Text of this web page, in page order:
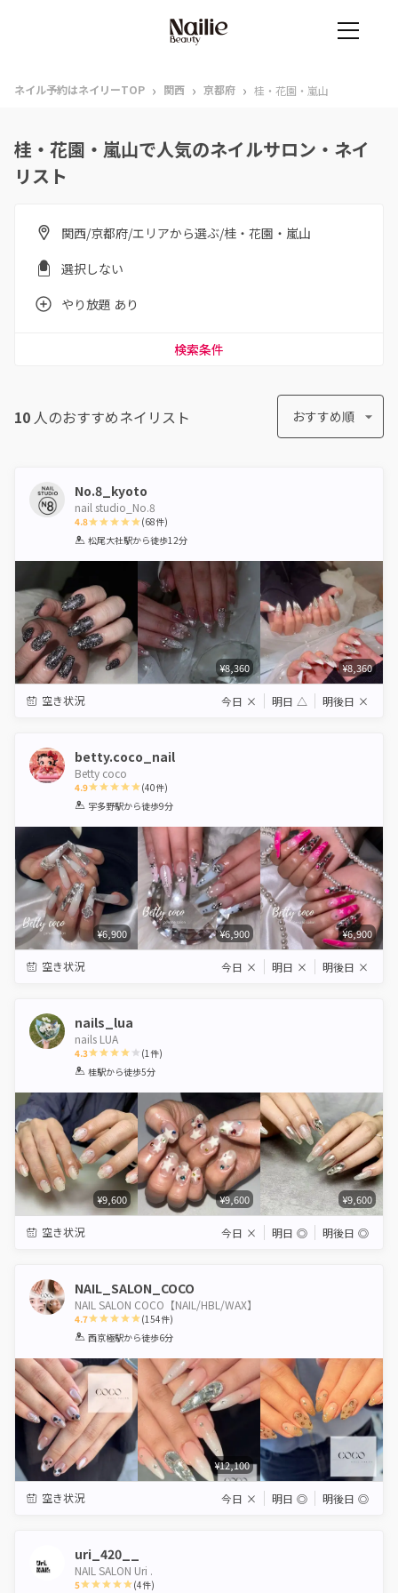
ネイル予約はネイリーTOP › 関西 › 京都府 › 桂・花園・嵐山
桂・花園・嵐山で人気のネイルサロン・ネイ
リスト
関西/京都府/エリアから選ぶ/桂・花園・嵐山
選択しない
やり放題 あり
検索条件
10 人のおすすめネイリスト おすすめ順
No.8_kyoto
nail studio_No.8
4.8
1 2 3 4 5
(68件)
松尾大社駅から徒歩12分
¥8,360 ¥8,360
空き状況 今日 × 明日 △ 明後日 ×
betty.coco_nail
Betty coco
4.9
1 2 3 4 5
(40件)
宇多野駅から徒歩9分
¥6,900 ¥6,900 ¥6,900
空き状況 今日 × 明日 × 明後日 ×
nails_lua
nails LUA
4.3
1 2 3 4 5
(1件)
桂駅から徒歩5分
¥9,600 ¥9,600 ¥9,600
空き状況 今日 × 明日 ◎ 明後日 ◎
NAIL_SALON_COCO
NAIL SALON COCO【NAIL/HBL/WAX】
4.7
1 2 3 4 5
(154件)
西京極駅から徒歩6分
¥12,100
空き状況 今日 × 明日 ◎ 明後日 ◎
uri_420__
NAIL SALON Uri .
5 (4件)